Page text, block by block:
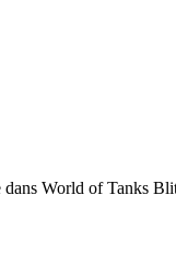
World of Tanks